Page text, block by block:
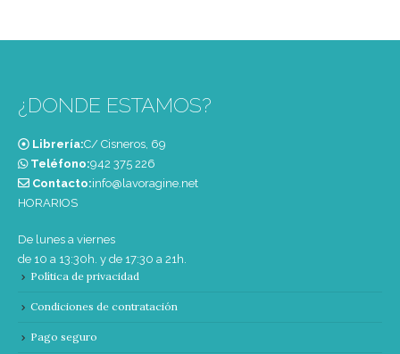
¿DONDE ESTAMOS?
Librería:C/ Cisneros, 69
Teléfono:‭942 375 226‬
Contacto:info@lavoragine.net
HORARIOS
De lunes a viernes
de 10 a 13:30h. y de 17:30 a 21h.
Política de privacidad
Condiciones de contratación
Pago seguro